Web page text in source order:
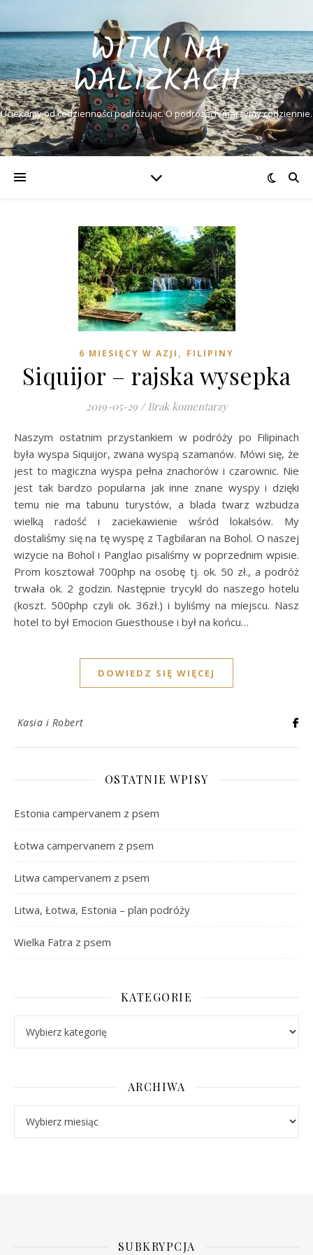
WITKI NA
WALIZKACH
Uciekamy od codzienności podróżując. O podróżach marzymy codziennie.
6 MIESIĘCY W AZJI , FILIPINY
Siquijor – rajska wysepka
2019-05-29 / Brak komentarzy
Naszym ostatnim przystankiem w podróży po Filipinach
była wyspa Siquijor, zwana wyspą szamanów. Mówi się, że
jest to magiczna wyspa pełna znachorów i czarownic. Nie
jest tak bardzo popularna jak inne znane wyspy i dzięki
temu nie ma tabunu turystów, a blada twarz wzbudza
wielką radość i zaciekawienie wśród lokalsów. My
dostaliśmy się na tę wyspę z Tagbilaran na Bohol. O naszej
wizycie na Bohol i Panglao pisaliśmy w poprzednim wpisie.
Prom kosztował 700php na osobę tj. ok. 50 zł., a podróż
trwała ok. 2 godzin. Następnie trycykl do naszego hotelu
(koszt. 500php czyli ok. 36zł.) i byliśmy na miejscu. Nasz
hotel to był Emocion Guesthouse i był na końcu…
DOWIEDZ SIĘ WIĘCEJ
Kasia i Robert
OSTATNIE WPISY
Estonia campervanem z psem
Łotwa campervanem z psem
Litwa campervanem z psem
Litwa, Łotwa, Estonia – plan podróży
Wielka Fatra z psem
KATEGORIE
ARCHIWA
SUBKRYPCJA